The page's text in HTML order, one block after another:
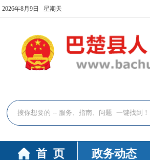
2026年8月9日 星期天
首 页 政务动态